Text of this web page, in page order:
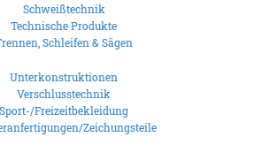
Schweißtechnik
Technische Produkte
Schleifen & Sägen
Unterkonstruktionen
Verschlusstechnik
Sport-/Freizeitbekleidung
Zeichungsteile